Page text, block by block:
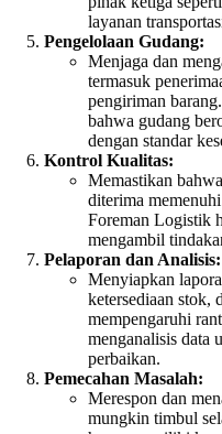
layanan
Pengelolaan Gudang:
Menjaga dan
termasuk
pengiriman
bahwa gudang
dengan standar
Kontrol Kualitas:
Memastikan
diterima
Foreman Logistik
mengambil
Pelaporan dan Analisis:
Menyiapkan
ketersediaan stok,
mempengaruhi
menganalisis data
perbaikan.
Pemecahan Masalah:
Merespon dan
mungkin timbul